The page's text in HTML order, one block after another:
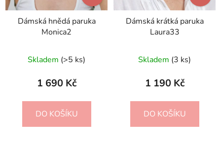
Dámská hnědá paruka
Monica2
Skladem (>5 ks)
1 690 Kč
DO KOŠÍKU
Dámská krátká paruka
Laura33
Skladem (3 ks)
1 190 Kč
DO KOŠÍKU